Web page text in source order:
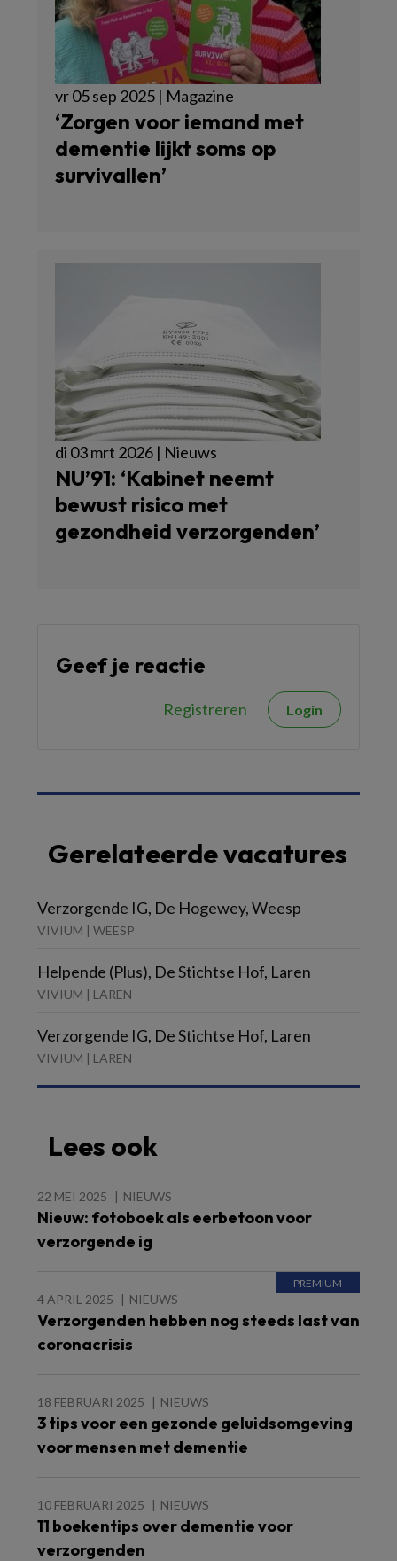
vr 05 sep 2025 | Magazine
‘Zorgen voor iemand met
dementie lijkt soms op
survivallen’
di 03 mrt 2026 | Nieuws
NU’91: ‘Kabinet neemt
bewust risico met
gezondheid verzorgenden’
Geef je reactie
Registreren Login
Gerelateerde vacatures
Verzorgende IG, De Hogewey, Weesp
VIVIUM | WEESP
Helpende (Plus), De Stichtse Hof, Laren
VIVIUM | LAREN
Verzorgende IG, De Stichtse Hof, Laren
VIVIUM | LAREN
Lees ook
22 MEI 2025 NIEUWS
Nieuw: fotoboek als eerbetoon voor
verzorgende ig
4 APRIL 2025 NIEUWS
Verzorgenden hebben nog steeds last van
coronacrisis
18 FEBRUARI 2025 NIEUWS
3 tips voor een gezonde geluidsomgeving
voor mensen met dementie
10 FEBRUARI 2025 NIEUWS
11 boekentips over dementie voor
verzorgenden